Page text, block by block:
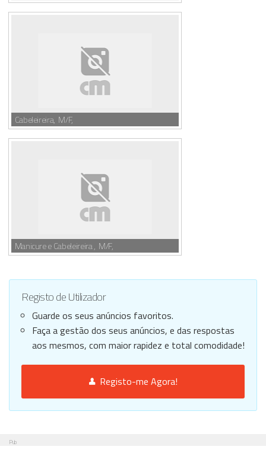
Cabeleireira, M/F,
Manicure e Cabeleireira , M/F,
Registo de Utilizador
Guarde os seus anúncios favoritos.
Faça a gestão dos seus anúncios, e das respostas
aos mesmos, com maior rapidez e total comodidade!
Registo-me Agora!
Pub